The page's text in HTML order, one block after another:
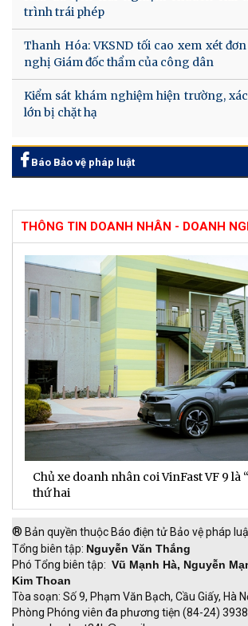
trình trái phép
Thanh Hóa: VKSND tối cao xem xét
nghị Giám đốc thẩm của công dân
Kiểm sát khám nghiệm hiện trường,
lớn bị chặt hạ
Báo Bảo vệ pháp luật
THÔNG TIN DOANH NHÂN - DOANH
Chủ xe doanh nhân coi VinFast VF 9 là
thứ hai
® Bản quyền thuộc Báo điện tử Bảo vệ pháp
Tổng biên tập: Nguyễn Văn Thắng
Phó Tổng biên tập: Vũ Mạnh Hà, Nguyễn
Kim Thoan
Tòa soạn: Số 9, Phạm Văn Bạch, Cầu Giấy, Hà
Phòng Phóng viên đa phương tiện (84-24)